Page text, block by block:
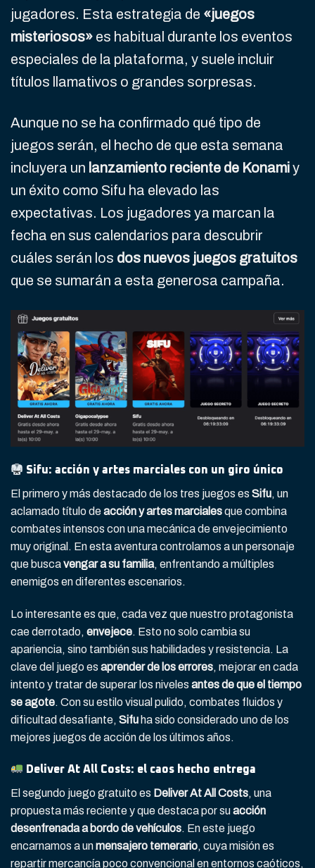
jugadores. Esta estrategia de «juegos
misteriosos» es habitual durante los eventos
especiales de la plataforma, y suele incluir
títulos llamativos o grandes sorpresas.
Aunque no se ha confirmado qué tipo de
juegos serán, el hecho de que esta semana
incluyera un lanzamiento reciente de Konamiy
un éxito como Sifu ha elevado las
expectativas. Los jugadores ya marcan la
fecha en sus calendarios para descubrir
cuáles serán los dos nuevos juegos gratuitos
que se sumarán a esta generosa campaña.
Sifu: acción y artes marciales con un giro único
El primero y más destacado de los tres juegos es Sifu, un
aclamado título deacción y artes marcialesque combina
combates intensos con una mecánica de envejecimiento
muy original. En esta aventura controlamos a un personaje
que buscavengar a su familia, enfrentando a múltiples
enemigos en diferentes escenarios.
Lo interesante es que, cada vez que nuestro protagonista
cae derrotado, envejece. Esto no solo cambia su
apariencia, sino también sus habilidades y resistencia. La
clave del juego es aprender de los errores, mejorar en cada
intento y tratar de superar los niveles antes de que el tiempo
se agote. Con su estilo visual pulido, combates fluidos y
dificultad desafiante, Sifu ha sido considerado uno de los
mejores juegos de acción de los últimos años.
Deliver At All Costs: el caos hecho entrega
El segundo juego gratuito es Deliver At All Costs, una
propuesta más reciente y que destaca por suacción
desenfrenada a bordo de vehículos. En este juego
encarnamos a unmensajero temerario, cuya misión es
repartir mercancía poco convencional en entornos caóticos,